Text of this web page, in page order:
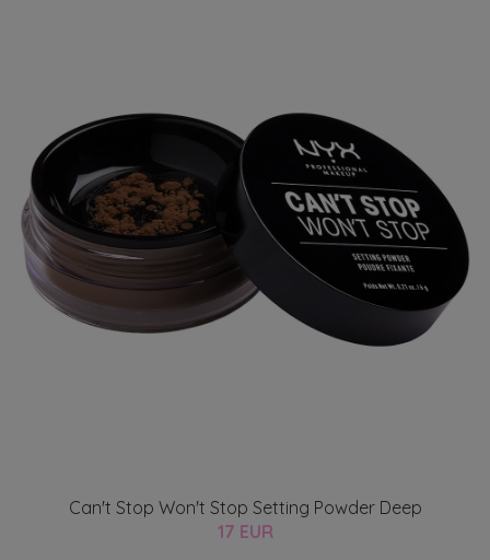
Can't Stop Won't Stop Setting Powder Deep
17 EUR